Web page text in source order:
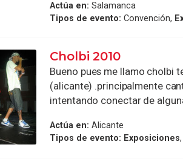
Actúa en: Salamanca
Tipos de evento: Convención,
Cholbi 2010
Bueno pues me llamo cholbi
(alicante) .principalmente
intentando conectar de
Actúa en: Alicante
Tipos de evento: Exposiciones